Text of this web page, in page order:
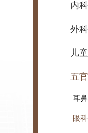
内科
外科
儿
五
耳
眼科